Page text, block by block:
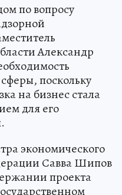
по вопросу
Александр
поскольку
на бизнес стала
для его
экономического
Савва Шипов
проекта